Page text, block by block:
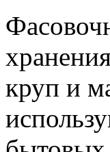
круп и